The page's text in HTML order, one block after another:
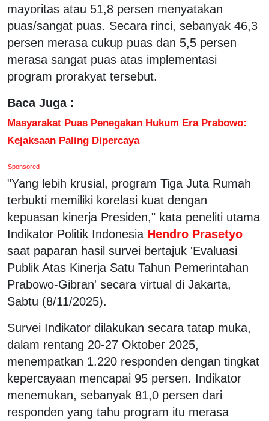
mayoritas atau 51,8 persen menyatakan
puas/sangat puas. Secara rinci, sebanyak 46,3
persen merasa cukup puas dan 5,5 persen
merasa sangat puas atas implementasi
program prorakyat tersebut.
Baca Juga :
Masyarakat Puas Penegakan Hukum Era Prabowo:
Kejaksaan Paling Dipercaya
Sponsored
"Yang lebih krusial, program Tiga Juta Rumah
terbukti memiliki korelasi kuat dengan
kepuasan kinerja Presiden," kata peneliti utama
Indikator Politik Indonesia Hendro Prasetyo
saat paparan hasil survei bertajuk 'Evaluasi
Publik Atas Kinerja Satu Tahun Pemerintahan
Prabowo-Gibran' secara virtual di Jakarta,
Sabtu (8/11/2025).
Survei Indikator dilakukan secara tatap muka,
dalam rentang 20-27 Oktober 2025,
menempatkan 1.220 responden dengan tingkat
kepercayaan mencapai 95 persen. Indikator
menemukan, sebanyak 81,0 persen dari
responden yang tahu program itu merasa